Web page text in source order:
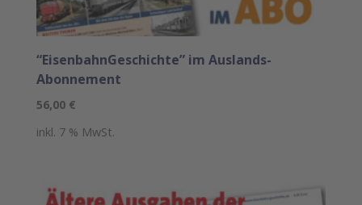
“EisenbahnGeschichte” im Auslands-
Abonnement
56,00 €
inkl. 7 % MwSt.